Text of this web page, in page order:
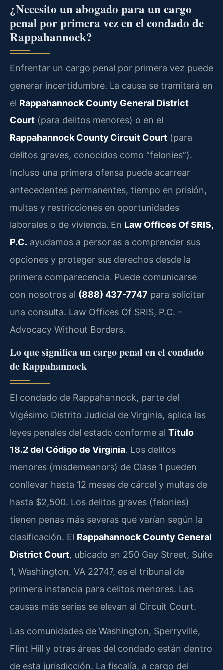
¿Necesito un abogado para un cargo
penal por primera vez en el condado de
Rappahannock?
Enfrentar un cargo penal por primera vez puede
generar incertidumbre. La causa se tramitará en
el Rappahannock County General District
Court (para delitos menores) o en el
Rappahannock County Circuit Court (para
delitos graves, conocidos como “felonies”).
Incluso una primera ofensa puede acarrear
antecedentes permanentes, tiempo en prisión,
multas y restricciones en oportunidades
laborales o de vivienda. En Law Offices Of SRIS,
P.C. ayudamos a personas a comprender sus
opciones y proteger sus derechos desde la
primera comparecencia. Puede comunicarse
con nosotros al (888) 437-7747 para solicitar
una consulta. Law Offices Of SRIS, P.C. –
Advocacy Without Borders.
Lo que significa un cargo penal en el condado
de Rappahannock
El condado de Rappahannock, parte del
Vigésimo Distrito Judicial de Virginia, aplica las
leyes penales del estado conforme al Título
18.2 del Código de Virginia. Los delitos
menores (misdemeanors) de Clase 1 pueden
conllevar hasta 12 meses de cárcel y multas de
hasta $2,500. Los delitos graves (felonies)
tienen penas más severas que varían según la
clasificación. El Rappahannock County General
District Court, ubicado en 250 Gay Street, Suite
1, Washington, VA 22747, es el tribunal de
primera instancia para delitos menores. Las
causas más serias se elevan al Circuit Court.
Las comunidades de Washington, Sperryville,
Flint Hill y otras áreas del condado están dentro
de esta jurisdicción. La fiscalía, a cargo del